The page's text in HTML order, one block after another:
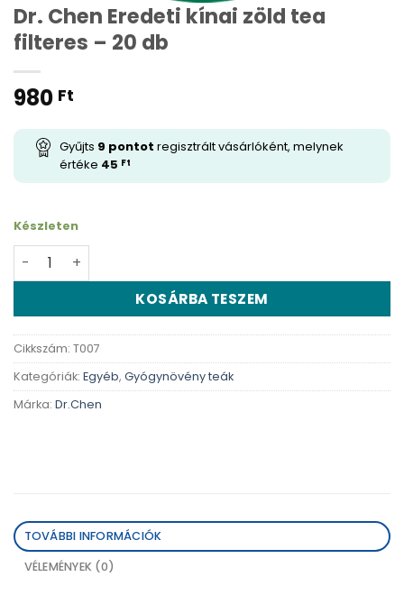
Dr. Chen Eredeti kínai zöld tea
filteres – 20 db
980 Ft
Gyűjts 9 pontot regisztrált vásárlóként, melynek
értéke 45 Ft
Készleten
Dr. Chen Eredeti kínai zöld tea filteres - 20 db
KOSÁRBA TESZEM
Cikkszám: T007
Kategóriák: Egyéb, Gyógynövény teák
Márka: Dr.Chen
TOVÁBBI INFORMÁCIÓK
VÉLEMÉNYEK (0)